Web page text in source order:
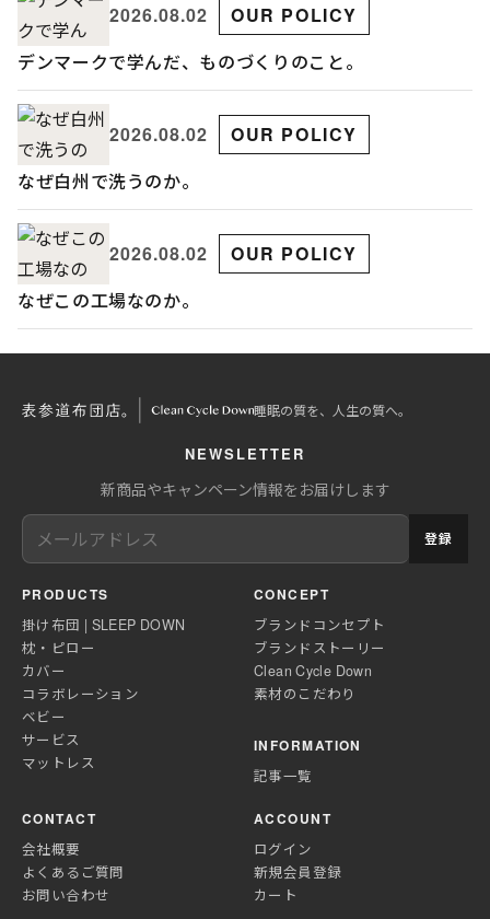
2026.08.02 OUR POLICY
デンマークで学んだ、ものづくりのこと。
2026.08.02 OUR POLICY
なぜ白州で洗うのか。
2026.08.02 OUR POLICY
なぜこの工場なのか。
睡眠の質を、人生の質へ。
NEWSLETTER
新商品やキャンペーン情報をお届けします
登録
PRODUCTS
掛け布団 | SLEEP DOWN
枕・ピロー
カバー
コラボレーション
ベビー
サービス
マットレス
CONCEPT
ブランドコンセプト
ブランドストーリー
Clean Cycle Down
素材のこだわり
INFORMATION
記事一覧
CONTACT
会社概要
よくあるご質問
お問い合わせ
ACCOUNT
ログイン
新規会員登録
カート